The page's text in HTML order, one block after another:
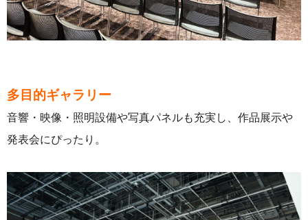
多目的ギャラリー
音響・映像・照明設備や写真パネルも充実し、作品展示や
発表会にぴったり。